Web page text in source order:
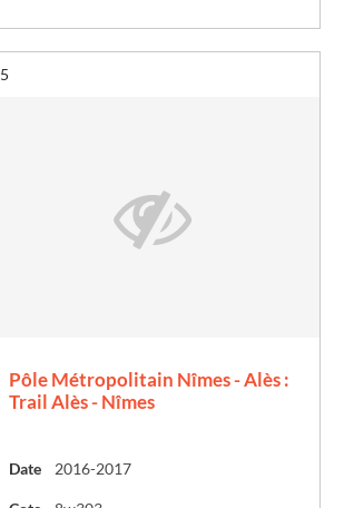
Résultat n°
5
Pôle Métropolitain Nîmes - Alès :
Trail Alès - Nîmes
Date 2016-2017